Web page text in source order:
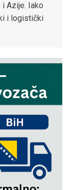
i Azije. Iako
i logistički